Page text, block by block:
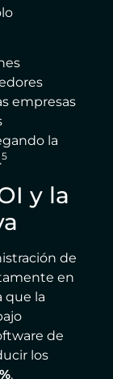
empresas
la
5
y la
de
en
que la
de
los
.